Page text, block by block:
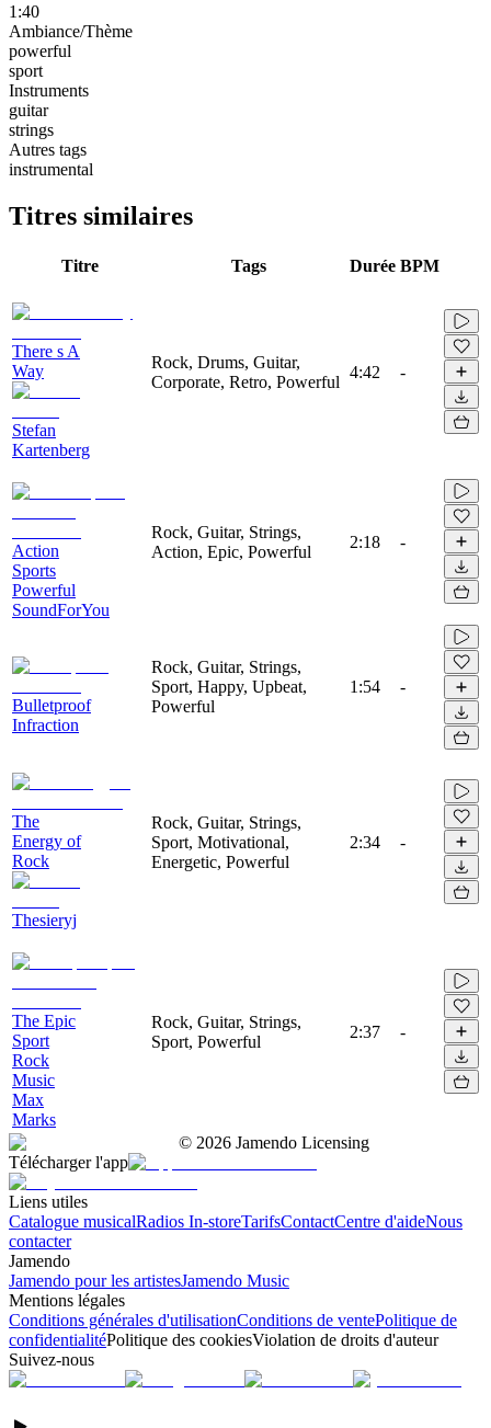
1:40
Ambiance/Thème
powerful
sport
Instruments
guitar
strings
Autres tags
instrumental
Titres similaires
Titre Tags Durée BPM
There s A
Way
Stefan
Kartenberg
Rock, Drums, Guitar,
Corporate, Retro, Powerful
4:42 -
Action
Sports
Powerful
SoundForYou
Rock, Guitar, Strings,
Action, Epic, Powerful
2:18 -
Bulletproof
Infraction
Rock, Guitar, Strings,
Sport, Happy, Upbeat,
Powerful
1:54 -
The
Energy of
Rock
Thesieryj
Rock, Guitar, Strings,
Sport, Motivational,
Energetic, Powerful
2:34 -
The Epic
Sport
Rock
Music
Max
Marks
Rock, Guitar, Strings,
Sport, Powerful
2:37 -
© 2026 Jamendo Licensing
Télécharger l'app
Liens utiles
Catalogue musicalRadios In-storeTarifsContactCentre d'aideNous
contacter
Jamendo
Jamendo pour les artistesJamendo Music
Mentions légales
Conditions générales d'utilisationConditions de ventePolitique de
confidentialitéPolitique des cookiesViolation de droits d'auteur
Suivez-nous